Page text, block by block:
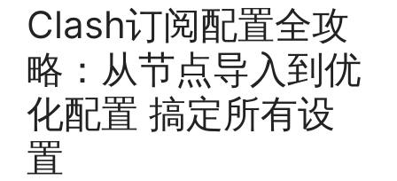
Clash订阅配置全攻
略：从节点导入到优
化配置 搞定所有设
置